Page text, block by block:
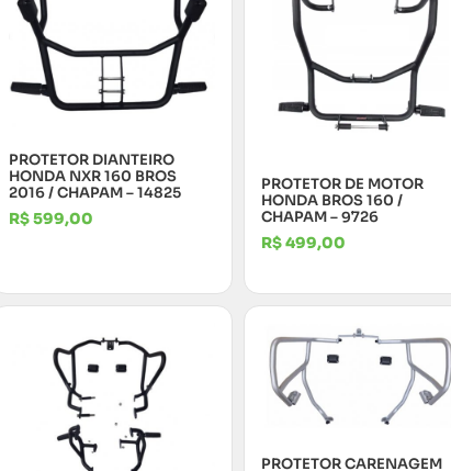
PROTETOR DIANTEIRO
HONDA NXR 160 BROS
2016 / CHAPAM – 14825
R$599,00
PROTETOR DE MOTOR
HONDA BROS 160 /
CHAPAM – 9726
R$499,00
PROTETOR CARENAGEM